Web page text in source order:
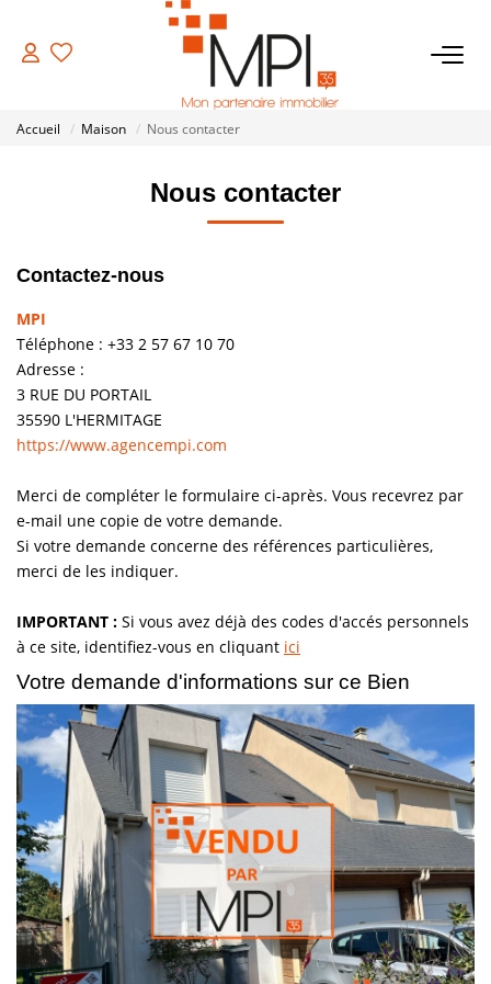
VENTES
Biens Vendus
ESTIMATION
Vendre
Louer/faire Gérer
Nos Outils Pour Vendre
ACTUALITÉS
CONTACT
Recrutement
Accueil Maison Nous contacter
Nous contacter
Contactez-nous
MPI
Téléphone : +33 2 57 67 10 70
Adresse :
3 RUE DU PORTAIL
35590 L'HERMITAGE
https://www.agencempi.com
Merci de compléter le formulaire ci-après. Vous recevrez par
e-mail une copie de votre demande.
Si votre demande concerne des références particulières,
merci de les indiquer.
IMPORTANT : Si vous avez déjà des codes d'accés personnels
à ce site, identifiez-vous en cliquant ici
Votre demande d'informations sur ce Bien